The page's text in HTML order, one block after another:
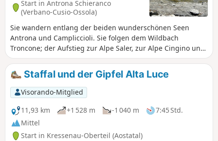
Start in Antrona Schieranco
(Verbano-Cusio-Ossola)
Sie wandern entlang der beiden wunderschönen Seen
Antrona und Campliccioli. Sie folgen dem Wildbach
Troncone; der Aufstieg zur Alpe Saler, zur Alpe Cingino und
zum Lago di Cingino erfordert einige Anstrengung, die
jedoch reichlich belohnt wird. Die Landschaft ist von
atemberaubender Schönheit, da dieser See inmitten eines
riesigen Kars liegt. Der Aufstieg zum Antronapass ist
angenehm und ohne Schwierigkeiten. Der Pass markiert die
Grenze zwischen Italien und der Schweiz. Der lange Abstieg
nach Furggu führt Sie nach Saas Almagell, wo Sie eine
wohlverdiente Pause einlegen können.
Staffal und der Gipfel Alta Luce
Visorando-Mitglied
11,93 km
+1 528 m -1 040 m
7:45 Std.
Mittel
Start in Kressenau-Oberteil (Aostatal)